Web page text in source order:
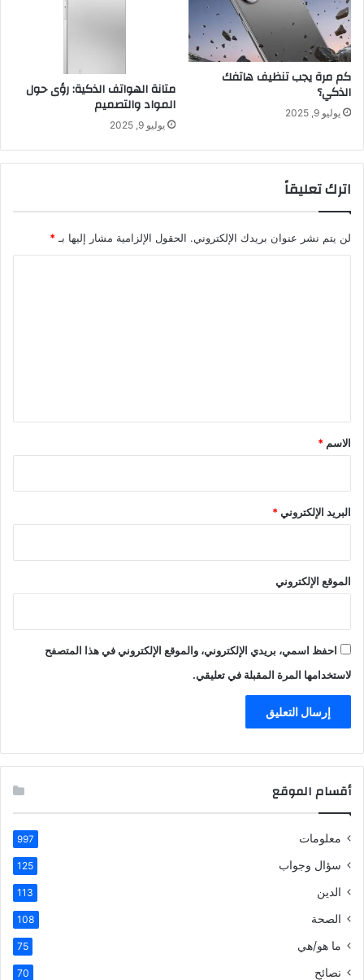
كم مرة يجب تنظيف هاتفك
الذكي؟
يوليو 9, 2025
متانة الهواتف الذكية: رؤى حول
المواد والتصميم
يوليو 9, 2025
اترك تعليقاً
لن يتم نشر عنوان بريدك الإلكتروني. الحقول الإلزامية مشار إليها بـ *
*
الاسم *
البريد الإلكتروني*
الموقع الإلكتروني
احفظ اسمي، بريدي الإلكتروني، والموقع الإلكتروني في هذا المتصفح
لاستخدامها المرة المقبلة في تعليقي.
أقسام الموقع
معلومات 997
سؤال وجواب 125
الدين 113
الصحة 108
ما هو/هي 75
نصائح 70